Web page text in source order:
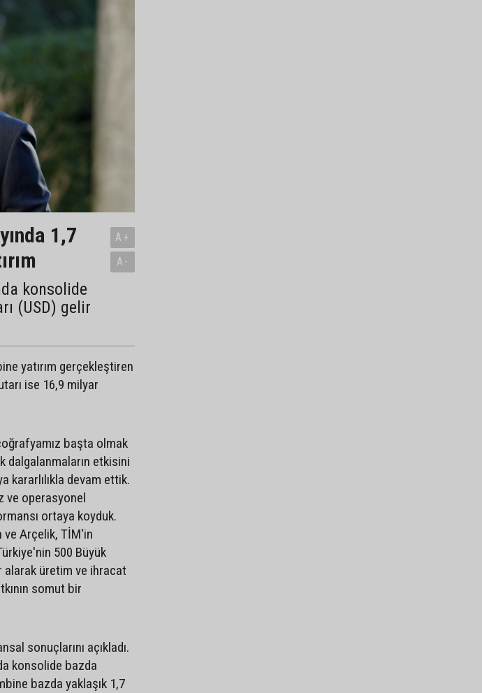
1,7
konsolide
(USD) gelir
A+
A-
yatırım gerçekleştiren
ise 16,9 milyar
başta olmak
dalgalanmaların etkisini
kararlılıkla devam ettik.
ve operasyonel
ortaya koyduk.
Arçelik, TİM'in
500 Büyük
alarak üretim ve ihracat
somut bir
sonuçlarını açıkladı.
konsolide bazda
bazda yaklaşık 1,7